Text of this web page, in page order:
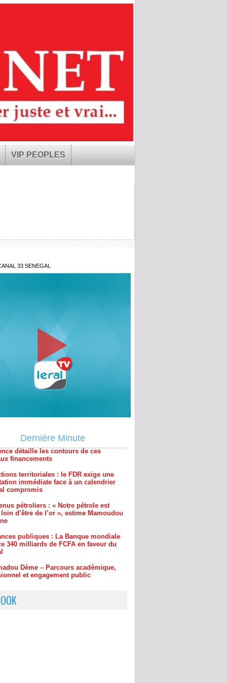
VIP PEOPLES
33 SENEGAL
Dernière Minute
détaille les contours de ces
territoriales : le FDR exige une
immédiate face à un calendrier
compromis
pétroliers : « Notre pétrole est
d’être de l’or », estime Mamoudou
publiques : La Banque mondiale
340 milliards de FCFA en faveur du
Dème – Parcours académique,
et engagement public
salue le « recul » du ministre
Lamine Dianté